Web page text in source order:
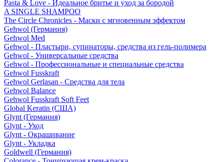
Pasta & Love - Идеальное бритье и уход за бородой
A SINGLE SHAMPOO
The Circle Chronicles - Маски с мгновенным эффектом
Gehwol (Германия)
Gehwol Med
Gehwol - Пластыри, супинаторы, средства из гель-полимера
Gehwol - Универсальные средства
Gehwol - Профессиональные и специальные средства
Gehwol Fusskraft
Gehwol Gerlasan - Средства для тела
Gehwol Balance
Gehwol Fusskraft Soft Feet
Global Keratin (США)
Glynt (Германия)
Glynt - Уход
Glynt - Окрашивание
Glynt - Укладка
Goldwell (Германия)